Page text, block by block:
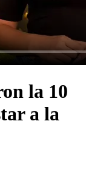
la 10
a la